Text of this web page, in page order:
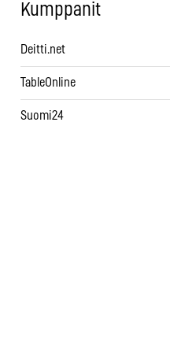
Kumppanit
Deitti.net
TableOnline
Suomi24